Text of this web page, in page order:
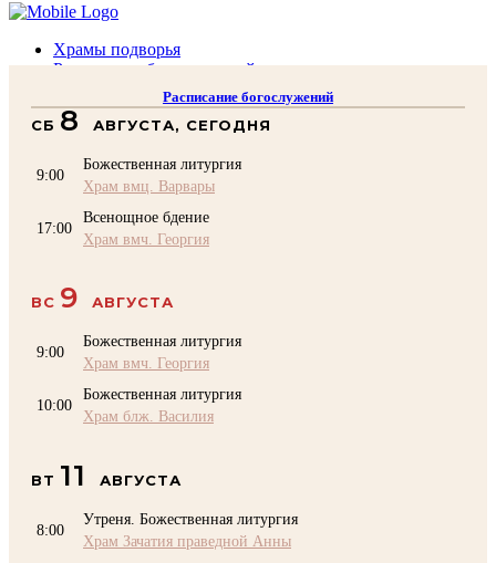
Храмы подворья
Расписание богослужений
Воскресная школа
Преподаватели Воскресной школы
КОНТАКТЫ
Помочь Подворью
Расписание богослужений
СБ 8 АВГУСТА, СЕГОДНЯ
9:00
Божественная литургия
Храм вмц. Варвары
17:00
Всенощное бдение
Храм вмч. Георгия
ВС 9 АВГУСТА
9:00
Божественная литургия
Храм вмч. Георгия
10:00
Божественная литургия
Храм блж. Василия
ВТ 11 АВГУСТА
8:00
Утреня. Божественная литургия
Храм Зачатия праведной Анны